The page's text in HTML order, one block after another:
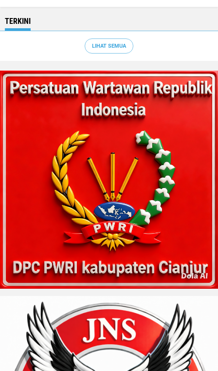
TERKINI
LIHAT SEMUA